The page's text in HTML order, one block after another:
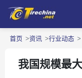
首页 资讯 行业动态
我国规模最